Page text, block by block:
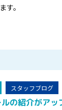
す。
スタッフブログ
の紹介がアッ